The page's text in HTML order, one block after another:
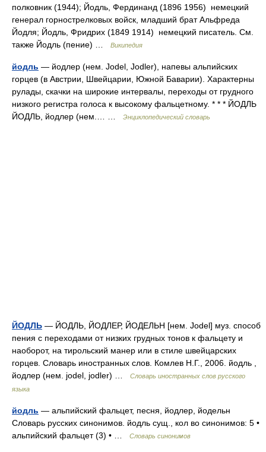
полковник (1944); Йодль, Фердинанд (1896 1956) немецкий
генерал горнострелковых войск, младший брат Альфреда
Йодля; Йодль, Фридрих (1849 1914) немецкий писатель. См.
также Йодль (пение) …
Википедия
йодль — йодлер (нем. Jodel, Jodler), напевы альпийских
горцев (в Австрии, Швейцарии, Южной Баварии). Характерны
рулады, скачки на широкие интервалы, переходы от грудного
низкого регистра голоса к высокому фальцетному. * * * ЙОДЛЬ
ЙОДЛЬ, йодлер (нем.… …
Энциклопедический словарь
ЙОДЛЬ — ЙОДЛЬ, ЙОДЛЕР, ЙОДЕЛЬН [нем. Jodel] муз. способ
пения с переходами от низких грудных тонов к фальцету и
наоборот, на тирольский манер или в стиле швейцарских
горцев. Словарь иностранных слов. Комлев Н.Г., 2006. йодль ,
йодлер (нем. jodel, jodler) …
Словарь иностранных слов русского
языка
йодль — альпийский фальцет, песня, йодлер, йодельн
Словарь русских синонимов. йодль сущ., кол во синонимов: 5 •
альпийский фальцет (3) • …
Словарь синонимов